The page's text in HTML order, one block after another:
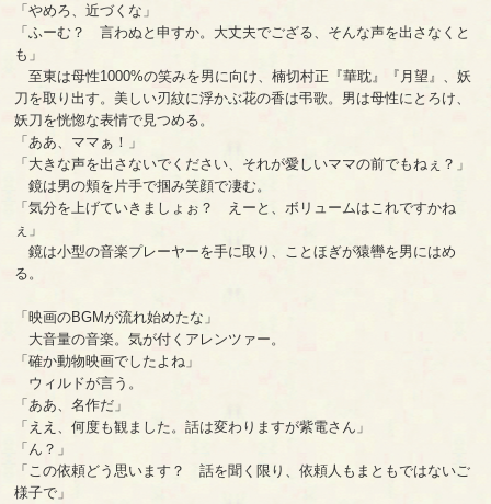
「やめろ、近づくな」
「ふーむ？ 言わぬと申すか。大丈夫でござる、そんな声を出さなくと
も」
至東は母性1000%の笑みを男に向け、楠切村正『華耽』『月望』、妖
刀を取り出す。美しい刃紋に浮かぶ花の香は弔歌。男は母性にとろけ、
妖刀を恍惚な表情で見つめる。
「ああ、ママぁ！」
「大きな声を出さないでください、それが愛しいママの前でもねぇ？」
鏡は男の頬を片手で掴み笑顔で凄む。
「気分を上げていきましょぉ？ えーと、ボリュームはこれですかね
ぇ」
鏡は小型の音楽プレーヤーを手に取り、ことほぎが猿轡を男にはめ
る。
「映画のBGMが流れ始めたな」
大音量の音楽。気が付くアレンツァー。
「確か動物映画でしたよね」
ウィルドが言う。
「ああ、名作だ」
「ええ、何度も観ました。話は変わりますが紫電さん」
「ん？」
「この依頼どう思います？ 話を聞く限り、依頼人もまともではないご
様子で」